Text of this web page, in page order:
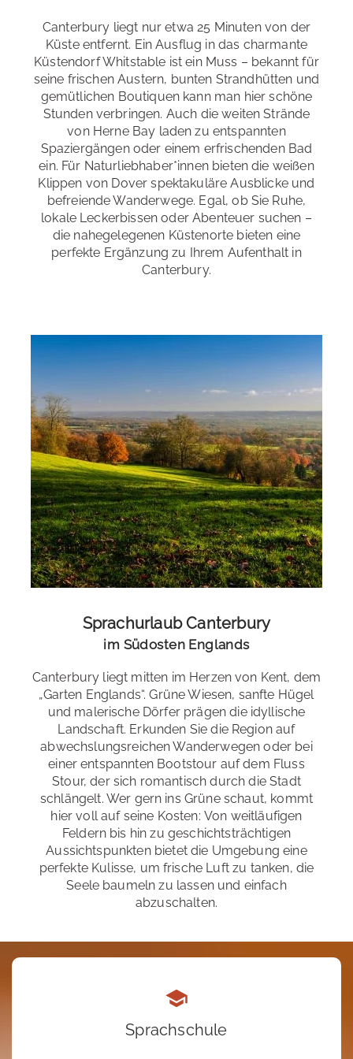
Canterbury liegt nur etwa 25 Minuten von der
Küste entfernt. Ein Ausflug in das charmante
Küstendorf Whitstable ist ein Muss – bekannt für
seine frischen Austern, bunten Strandhütten und
gemütlichen Boutiquen kann man hier schöne
Stunden verbringen. Auch die weiten Strände
von Herne Bay laden zu entspannten
Spaziergängen oder einem erfrischenden Bad
ein. Für Naturliebhaber*innen bieten die weißen
Klippen von Dover spektakuläre Ausblicke und
befreiende Wanderwege. Egal, ob Sie Ruhe,
lokale Leckerbissen oder Abenteuer suchen –
die nahegelegenen Küstenorte bieten eine
perfekte Ergänzung zu Ihrem Aufenthalt in
Canterbury.
Sprachurlaub Canterbury
im Südosten Englands
Canterbury liegt mitten im Herzen von Kent, dem
„Garten Englands“. Grüne Wiesen, sanfte Hügel
und malerische Dörfer prägen die idyllische
Landschaft. Erkunden Sie die Region auf
abwechslungsreichen Wanderwegen oder bei
einer entspannten Bootstour auf dem Fluss
Stour, der sich romantisch durch die Stadt
schlängelt. Wer gern ins Grüne schaut, kommt
hier voll auf seine Kosten: Von weitläufigen
Feldern bis hin zu geschichtsträchtigen
Aussichtspunkten bietet die Umgebung eine
perfekte Kulisse, um frische Luft zu tanken, die
Seele baumeln zu lassen und einfach
abzuschalten.
Sprachschule
Restaurants und Cafés: in unmittelbarer Nähe
Einkaufsmöglichkeiten: in unmittelbarer Nähe
Sightseeing: in unmittelbarer Nähe
: privates Bad
Entfernung zur Schule: unterschiedlich
vorhanden
Aktiver Sprachurlaub
Machen Sie mehr aus Ihrer Sprachreise! Hier eine
Auswahl an Möglichkeiten:
Trekking & Wandern,Reiten,Mountain Biking
Freizeitangebote der Schule im Sommer
: Ausflüge,
Film- & Quizabende, Walking Tours, BBQ,
Konversationsclub etc. (gg. Aufpreis)